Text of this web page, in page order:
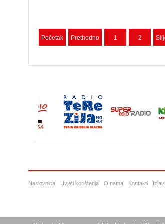
Početak Prethodno 1 2
Naslovnica Uvjeti korištenja O nama Kontakti